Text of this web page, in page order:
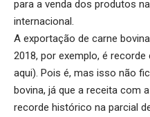
para a venda dos produtos
internacional.
A exportação de carne
2018, por exemplo, é
aqui). Pois é, mas isso não
bovina, já que a receita com
recorde histórico na parcial